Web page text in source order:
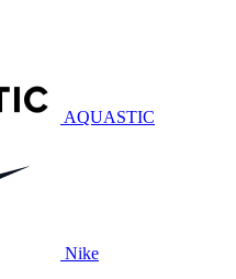
AQUASTIC
Nike